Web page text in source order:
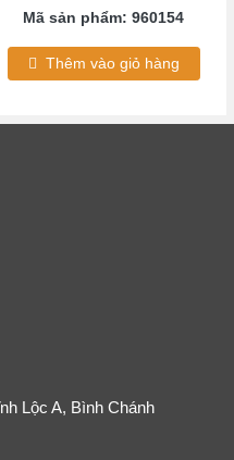
Mã sản phẩm: 960154
Thêm vào giỏ hàng
Lộc A, Bình Chánh